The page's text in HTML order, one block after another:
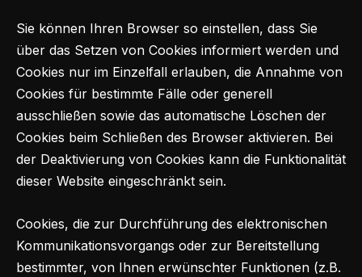
Sie können Ihren Browser so einstellen, dass Sie
über das Setzen von Cookies informiert werden und
Cookies nur im Einzelfall erlauben, die Annahme von
Cookies für bestimmte Fälle oder generell
ausschließen sowie das automatische Löschen der
Cookies beim Schließen des Browser aktivieren. Bei
der Deaktivierung von Cookies kann die Funktionalität
dieser Website eingeschränkt sein.
Cookies, die zur Durchführung des elektronischen
Kommunikationsvorgangs oder zur Bereitstellung
bestimmter, von Ihnen erwünschter Funktionen (z.B.